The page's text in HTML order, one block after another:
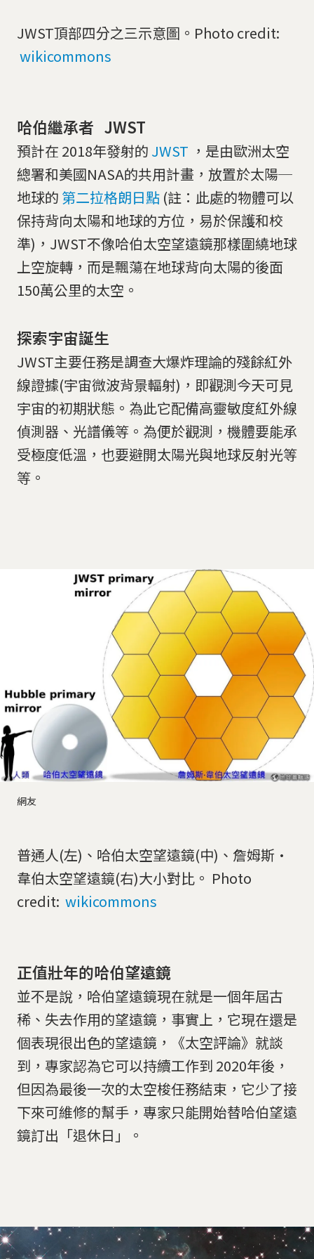
JWST頂部四分之三示意圖。Photo credit:
wikicommons
哈伯繼承者 JWST
預計在 2018年發射的 JWST ，是由歐洲太空
總署和美國NASA的共用計畫，放置於太陽─
地球的 第二拉格朗日點 (註：此處的物體可以
保持背向太陽和地球的方位，易於保護和校
準)，JWST不像哈伯太空望遠鏡那樣圍繞地球
上空旋轉，而是飄蕩在地球背向太陽的後面
150萬公里的太空。
探索宇宙誕生
JWST主要任務是調查大爆炸理論的殘餘紅外
線證據(宇宙微波背景輻射)，即觀測今天可見
宇宙的初期狀態。為此它配備高靈敏度紅外線
偵測器、光譜儀等。為便於觀測，機體要能承
受極度低溫，也要避開太陽光與地球反射光等
等。
網友
普通人(左)、哈伯太空望遠鏡(中)、詹姆斯·
韋伯太空望遠鏡(右)大小對比。 Photo
credit: wikicommons
正值壯年的哈伯望遠鏡
並不是說，哈伯望遠鏡現在就是一個年屆古
稀、失去作用的望遠鏡，事實上，它現在還是
個表現很出色的望遠鏡，《太空評論》就談
到，專家認為它可以持續工作到 2020年後，
但因為最後一次的太空梭任務結束，它少了接
下來可維修的幫手，專家只能開始替哈伯望遠
鏡訂出「退休日」。